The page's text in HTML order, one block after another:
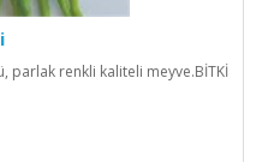
parlak renkli kaliteli meyve.BİTKİ